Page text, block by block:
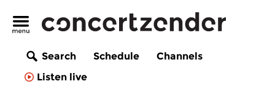
Search Schedule
Channels
Listen live